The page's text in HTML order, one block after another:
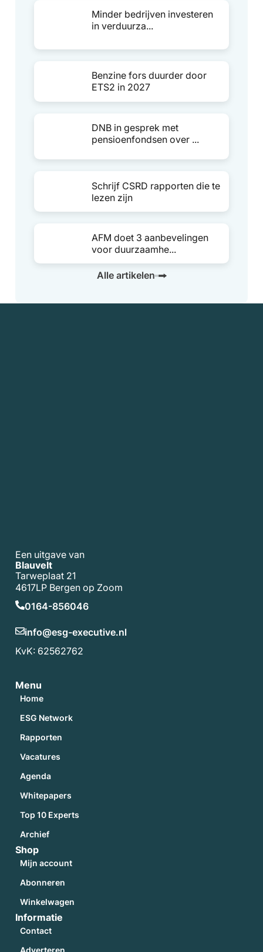
Minder bedrijven investeren
in verduurza...
Benzine fors duurder door
ETS2 in 2027
DNB in gesprek met
pensioenfondsen over ...
Schrijf CSRD rapporten die te
lezen zijn
AFM doet 3 aanbevelingen
voor duurzaamhe...
Alle artikelen
Een uitgave van
Blauvelt
Tarweplaat 21
4617LP Bergen op Zoom
0164-856046
info@esg-executive.nl
KvK: 62562762
Menu
Home
ESG Network
Rapporten
Vacatures
Agenda
Whitepapers
Top 10 Experts
Archief
Shop
Mijn account
Abonneren
Winkelwagen
Informatie
Contact
Adverteren